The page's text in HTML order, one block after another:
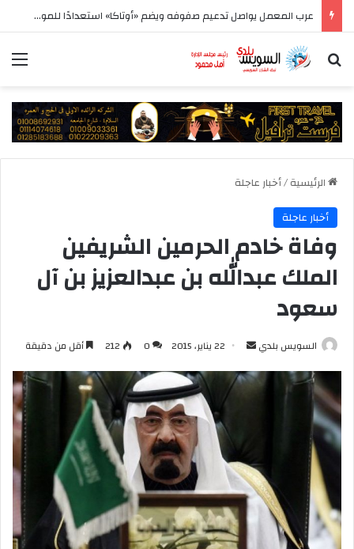
عرب المعمل يواصل تدعيم صفوفه ويضم «أوتاكا» استعدادًا للموسم الجديد
بحث عن
الرئيسية/أخبار عاجلة
أخبار عاجلة
وفاة خادم الحرمين الشريفين
الملك عبدالله بن عبدالعزيز بن آل
سعود
السويس بلدي
أرسل
إلكترونيا
22 يناير، 2015 0
212 أقل من دقيقة